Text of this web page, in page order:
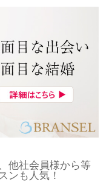
他社会員様から等
ンも人気！